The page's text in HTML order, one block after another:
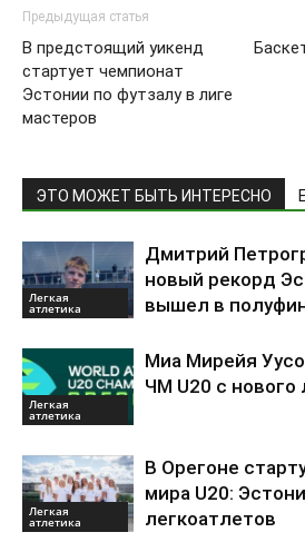
Предыдущая статья
В предстоящий уикенд
стартует чемпионат
Эстонии по футзалу в лиге
мастеров
ЭТО МОЖЕТ БЫТЬ ИНТЕРЕСНО
Легкая
атлетика
Дмитрий
новый рекорд
вышел в
Легкая
атлетика
Миа Мирейя
ЧМ U20 c нового
Легкая
атлетика
В Орегоне
мира U20:
легкоатлетов